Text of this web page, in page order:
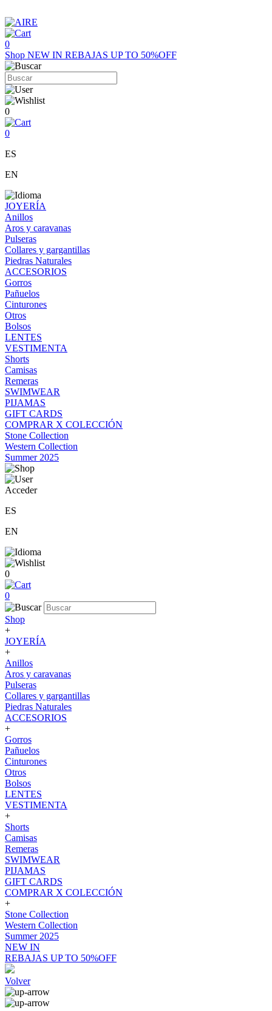
0
Shop NEW IN REBAJAS UP TO 50%OFF
0
0
ES
EN
JOYERÍA
Anillos
Aros y caravanas
Pulseras
Collares y gargantillas
Piedras Naturales
ACCESORIOS
Gorros
Pañuelos
Cinturones
Otros
Bolsos
LENTES
VESTIMENTA
Shorts
Camisas
Remeras
SWIMWEAR
PIJAMAS
GIFT CARDS
COMPRAR X COLECCIÓN
Stone Collection
Western Collection
Summer 2025
Acceder
ES
EN
0
0
Shop
+
JOYERÍA
+
Anillos
Aros y caravanas
Pulseras
Collares y gargantillas
Piedras Naturales
ACCESORIOS
+
Gorros
Pañuelos
Cinturones
Otros
Bolsos
LENTES
VESTIMENTA
+
Shorts
Camisas
Remeras
SWIMWEAR
PIJAMAS
GIFT CARDS
COMPRAR X COLECCIÓN
+
Stone Collection
Western Collection
Summer 2025
NEW IN
REBAJAS UP TO 50%OFF
Volver